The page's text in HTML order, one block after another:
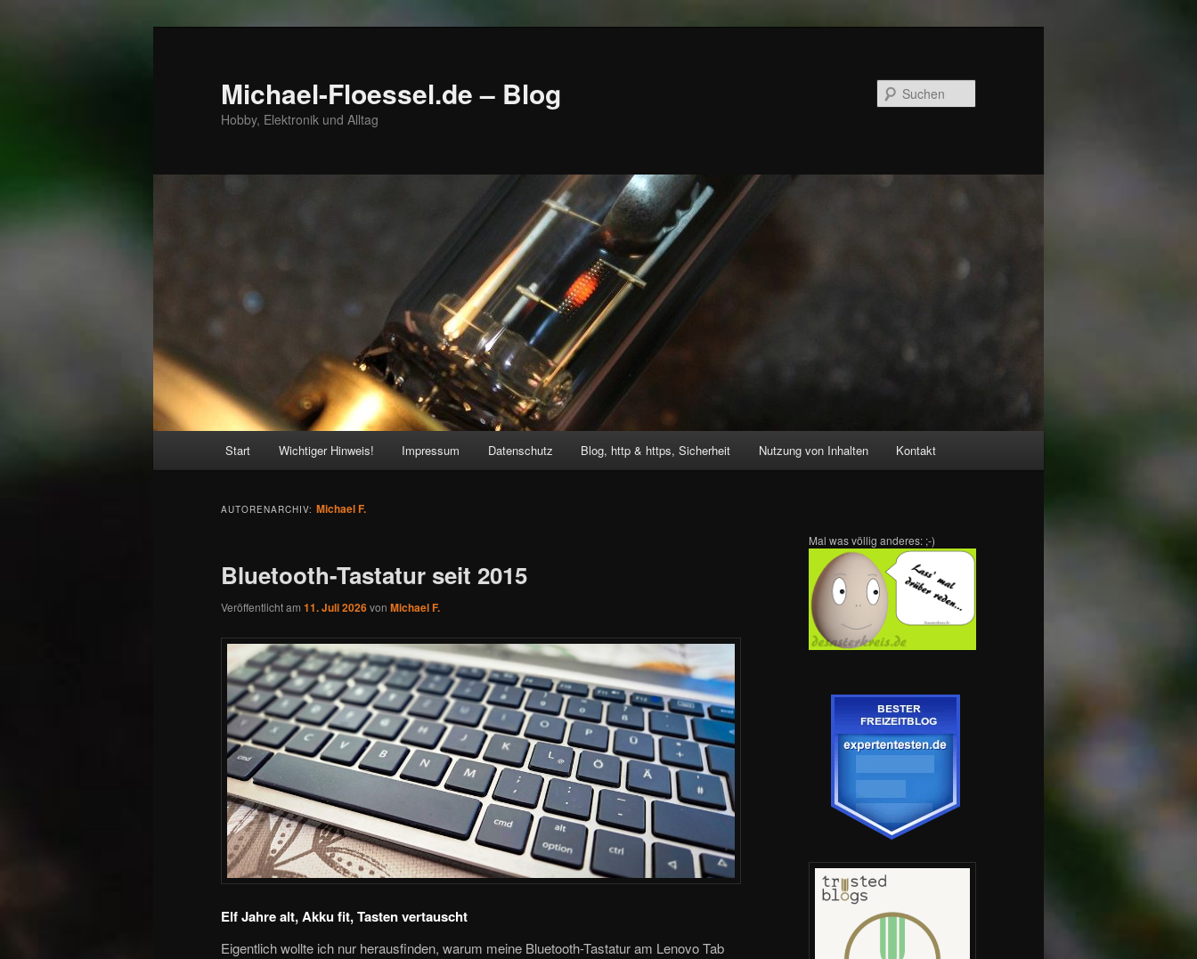
Michael-Floessel.de – Blog
Hobby, Elektronik und Alltag
Start Wichtiger Hinweis! Impressum Datenschutz Blog, http & https, Sicherheit Nutzung von Inhalten Kontakt
AUTORENARCHIV: Michael F.
Bluetooth-Tastatur seit 2015
Veröffentlicht am 11. Juli 2026von Michael F.
Elf Jahre alt, Akku fit, Tasten vertauscht
Eigentlich wollte ich nur herausfinden, warum meine Bluetooth-Tastatur am Lenovo Tab
Mal was völlig anderes: ;-)